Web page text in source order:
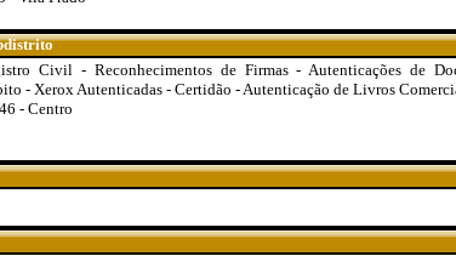
Civil - Reconhecimentos de Firmas - Autenticações de
- Xerox Autenticadas - Certidão - Autenticação de Livros
- Centro